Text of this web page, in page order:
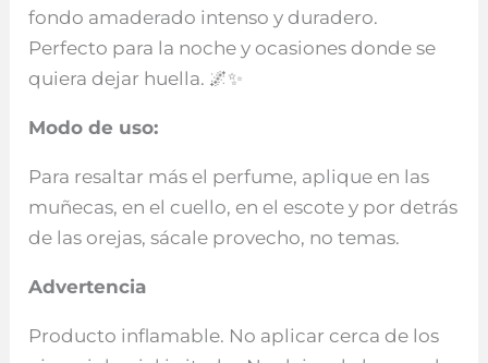
fondo amaderado intenso y duradero.
Perfecto para la noche y ocasiones donde se
quiera dejar huella. 🌌✨
Modo de uso:
Para resaltar más el perfume, aplique en las
muñecas, en el cuello, en el escote y por detrás
de las orejas, sácale provecho, no temas.
Advertencia
Producto inflamable. No aplicar cerca de los